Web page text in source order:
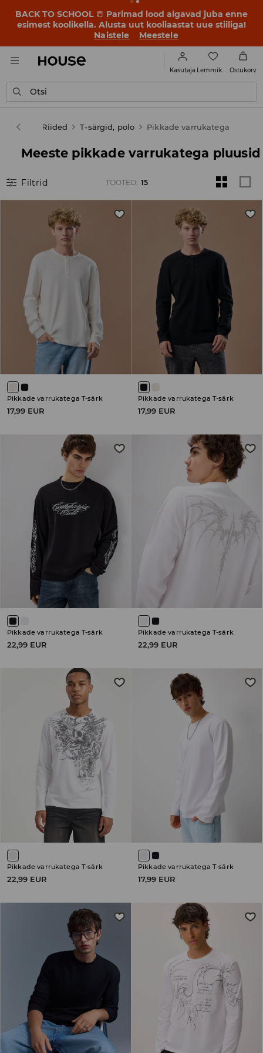
BACK TO SCHOOL 📒 Parimad lood algavad juba enne
esimest koolikella. Alusta uut kooliaastat uue stiiliga!
Naistele
Meestele
Kasutaja Ostukorv
Otsi
Mehed Riided T-särgid, polo Pikkade varrukatega
Meeste pikkade varrukatega pluusid
Filtrid TOOTED: 15
Pikkade varrukatega T-särk
17,99 EUR
Pikkade varrukatega T-särk
17,99 EUR
Pikkade varrukatega T-särk
22,99 EUR
Pikkade varrukatega T-särk
22,99 EUR
Pikkade varrukatega T-särk
22,99 EUR
Pikkade varrukatega T-särk
17,99 EUR